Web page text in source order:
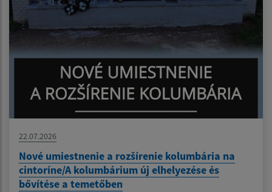
22.07.2026
Nové umiestnenie a rozšírenie kolumbária na
cintoríne/A kolumbárium új elhelyezése és
bővítése a temetőben